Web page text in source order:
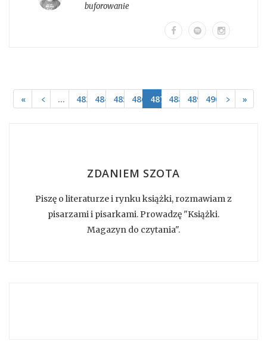
buforowanie
« ﹤ … 483 484 485 486 487 488 489 490 ﹥ »
ZDANIEM SZOTA
Piszę o literaturze i rynku książki, rozmawiam z
pisarzami i pisarkami. Prowadzę "Książki.
Magazyn do czytania".